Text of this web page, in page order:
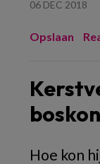
06 DEC 2018
Opslaan
Hoe kon